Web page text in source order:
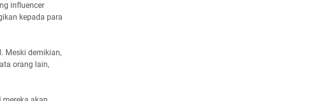
influencer
kepada para
Meski demikian,
orang lain,